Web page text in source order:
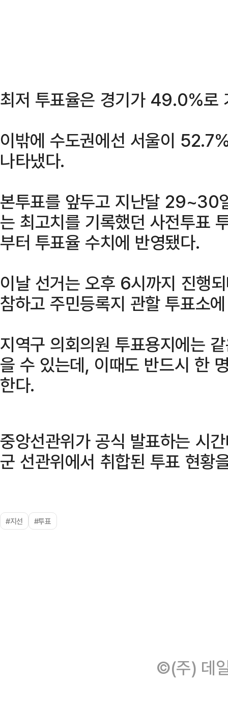
최저 투표율은 경기가 49.0%로
이밖에 수도권에선 서울이
나타냈다.
본투표를 앞두고 지난달 29~30
는 최고치를 기록했던 사전투표
부터 투표율 수치에 반영됐다.
이날 선거는 오후 6시까지 진행
참하고 주민등록지 관할 투표소
지역구 의회의원 투표용지에는
을 수 있는데, 이때도 반드시 한
한다.
중앙선관위가 공식 발표하는 시
군 선관위에서 취합된 투표 현황
#지선 #투표
©(주) 데